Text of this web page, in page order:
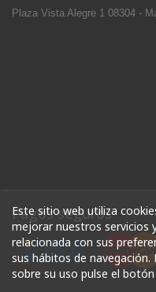
Plaza Vista Alegre 1 08304 -
Pagos seguros
Este sitio web utiliza
mejorar nuestros servicios
relacionada con sus
sus hábitos de
sobre su uso pulse el